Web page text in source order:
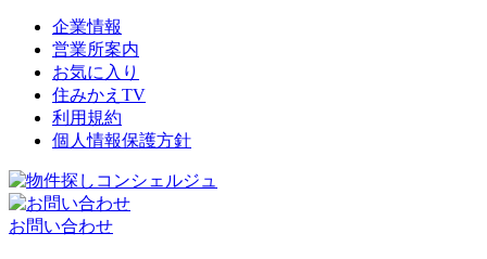
企業情報
営業所案内
お気に入り
住みかえTV
利用規約
個人情報保護方針
お問い合わせ